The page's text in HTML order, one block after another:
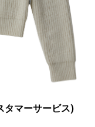
タマーサービス)